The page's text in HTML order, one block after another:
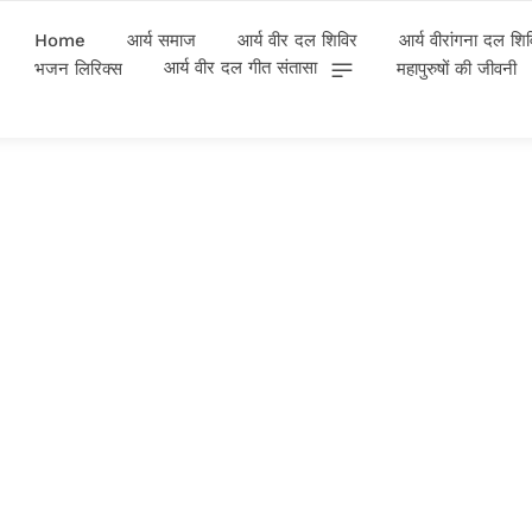
Home आर्य समाज आर्य वीर दल शिविर
आर्य वीरांगना दल
भजन लिरिक्स
आर्य वीर दल गीत संतासा महापुरुषों की जीवनी